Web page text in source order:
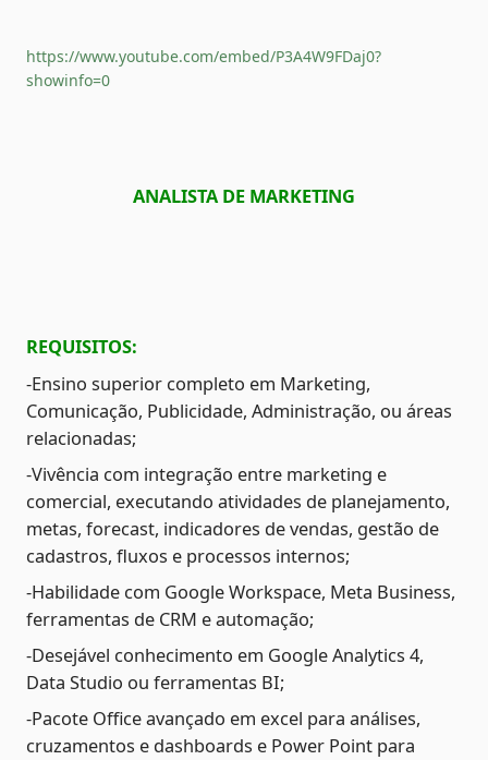
https://www.youtube.com/embed/P3A4W9FDaj0?
showinfo=0
ANALISTA DE MARKETING
REQUISITOS:
-Ensino superior completo em Marketing,
Comunicação, Publicidade, Administração, ou áreas
relacionadas;
-Vivência com integração entre marketing e
comercial, executando atividades de planejamento,
metas, forecast, indicadores de vendas, gestão de
cadastros, fluxos e processos internos;
-Habilidade com Google Workspace, Meta Business,
ferramentas de CRM e automação;
-Desejável conhecimento em Google Analytics 4,
Data Studio ou ferramentas BI;
-Pacote Office avançado em excel para análises,
cruzamentos e dashboards e Power Point para